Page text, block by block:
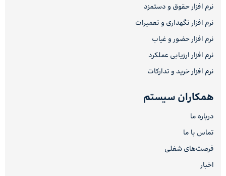
نرم افزار حقوق و دستمزد
نرم افزار نگهداری و تعمیرات
نرم افزار حضور و غیاب
نرم افزار ارزیابی عملکرد
نرم افزار خرید و تدارکات
همکاران سیستم
درباره ما
تماس با ما
فرصت‌های شغلی
اخبار